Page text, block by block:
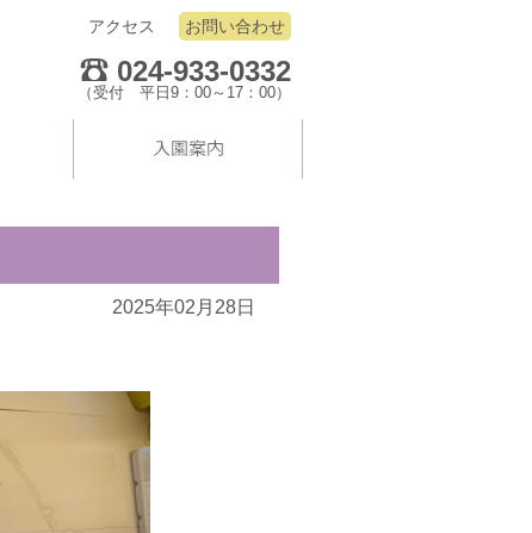
アクセス お問い合わせ
024-933-0332
（受付 平日9：00～17：00）
2025年02月28日